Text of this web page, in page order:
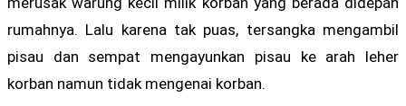
rumahnya. Lalu karena tak puas, tersangka mengambil
pisau dan sempat mengayunkan pisau ke arah leher
korban namun tidak mengenai korban.